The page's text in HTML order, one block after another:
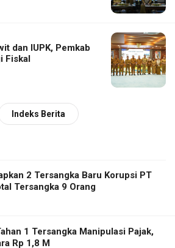
dan IUPK, Pemkab
Fiskal
Indeks Berita
2 Tersangka Baru Korupsi PT
Tersangka 9 Orang
1 Tersangka Manipulasi Pajak,
Rp 1,8 M